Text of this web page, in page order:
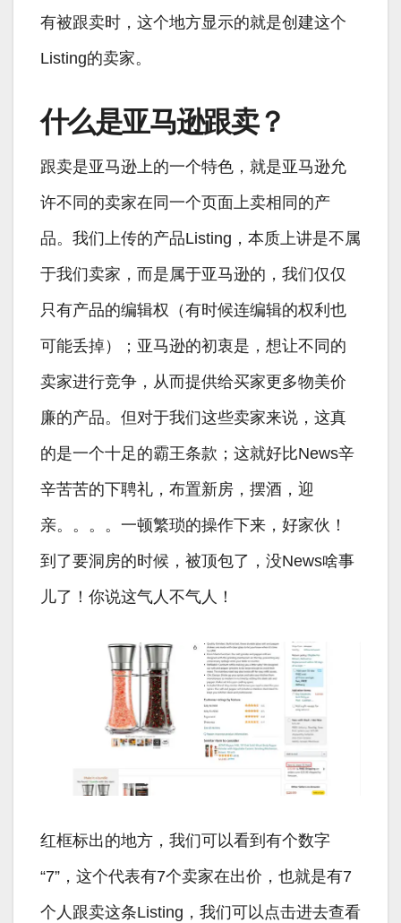
有被跟卖时，这个地方显示的就是创建这个
Listing的卖家。
什么是亚马逊跟卖？
跟卖是亚马逊上的一个特色，就是亚马逊允
许不同的卖家在同一个页面上卖相同的产
品。我们上传的产品Listing，本质上讲是不属
于我们卖家，而是属于亚马逊的，我们仅仅
只有产品的编辑权（有时候连编辑的权利也
可能丢掉）；亚马逊的初衷是，想让不同的
卖家进行竞争，从而提供给买家更多物美价
廉的产品。但对于我们这些卖家来说，这真
的是一个十足的霸王条款；这就好比News辛
辛苦苦的下聘礼，布置新房，摆酒，迎
亲。。。。一顿繁琐的操作下来，好家伙！
到了要洞房的时候，被顶包了，没News啥事
儿了！你说这气人不气人！
红框标出的地方，我们可以看到有个数字
“7”，这个代表有7个卖家在出价，也就是有7
个人跟卖这条Listing，我们可以点击进去查看